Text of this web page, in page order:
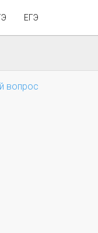
ЕГЭ
вопрос